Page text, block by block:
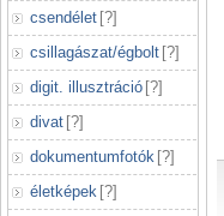
csendélet [?]
csillagászat/égbolt [?]
digit. illusztráció [?]
divat [?]
dokumentumfotók [?]
életképek [?]